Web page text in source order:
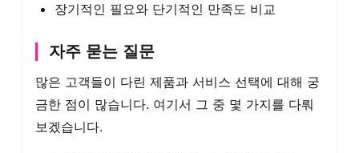
장기적인 필요와 단기적인 만족도 비교
자주 묻는 질문
많은 고객들이 다린 제품과 서비스 선택에 대해 궁
금한 점이 많습니다. 여기서 그 중 몇 가지를 다뤄
보겠습니다.